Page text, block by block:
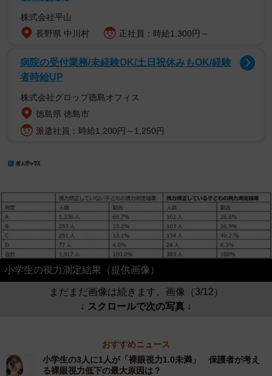
株式会社平山
長野県 中川村
正社員：時給1,300円～
病院の受付業務/未経験OK/土日祝休みもOK/経験
者時給UP
株式会社グロップ徳島オフィス
徳島県 徳島市
派遣社員：時給1,200円～1,250円
小学生の視力測定結果（提供画像）
まだまだ画像は続きます。画像（3/12）
↓ スクロールで次の写真 ↓
おすすめニュース
小学生の3人に1人が「裸眼視力1.0未満」 保護者が考え
る裸眼視力低下の最大原因は？